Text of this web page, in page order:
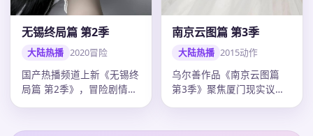
无锡终局篇 第2季
大陆热播 2020冒险
国产热播频道上新《无锡终
局篇 第2季》，冒险剧情紧
南京云图篇 第3季
大陆热播 2015动作
乌尔善作品《南京云图篇
第3季》聚焦厦门现实议